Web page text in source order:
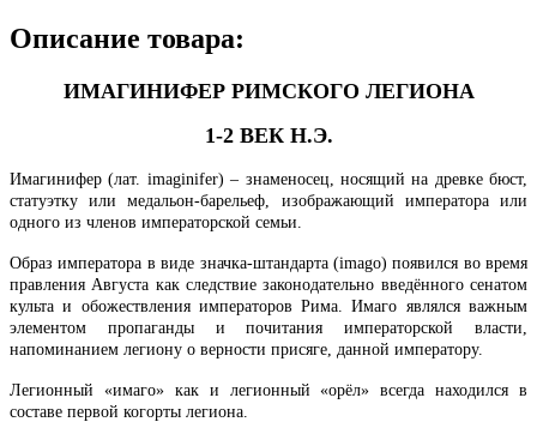
Описание товара:
ИМАГИНИФЕР РИМСКОГО ЛЕГИОНА
1-2 ВЕК Н.Э.
Имагинифер (лат. imaginifer) – знаменосец, носящий на древке бюст,
статуэтку или медальон-барельеф, изображающий императора или
одного из членов императорской семьи.
Образ императора в виде значка-штандарта (imago) появился во время
правления Августа как следствие законодательно введённого сенатом
культа и обожествления императоров Рима. Имаго являлся важным
элементом пропаганды и почитания императорской власти,
напоминанием легиону о верности присяге, данной императору.
Легионный «имаго» как и легионный «орёл» всегда находился в
составе первой когорты легиона.